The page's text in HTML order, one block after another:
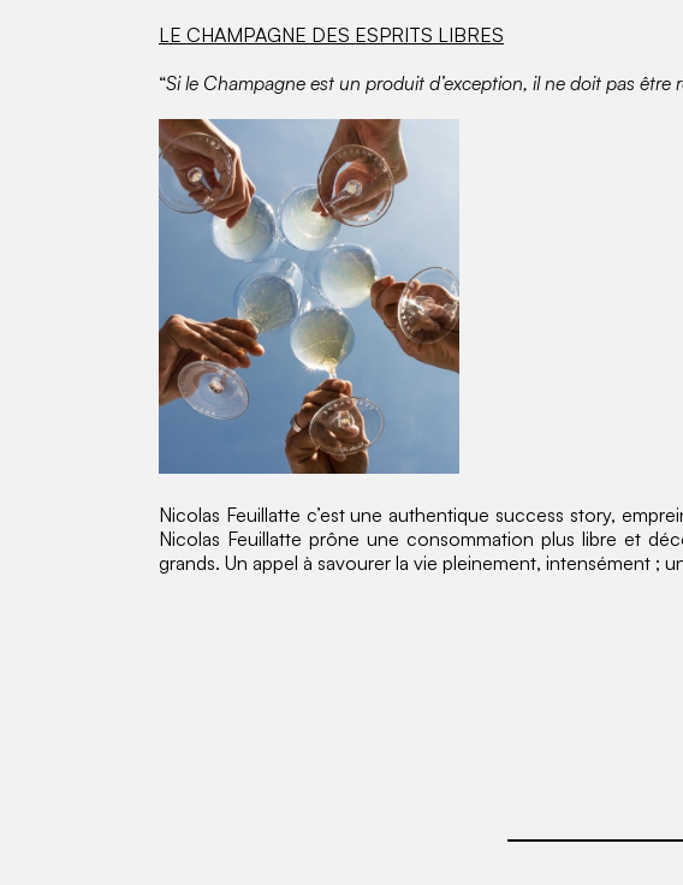
LE CHAMPAGNE DES ESPRITS LIBRES
“Si le Champagne est un produit d’exception, il ne doit pas être
Nicolas Feuillatte c’est une authentique success story,
Nicolas Feuillatte prône une consommation plus libre et
grands. Un appel à savourer la vie pleinement, intensément ;